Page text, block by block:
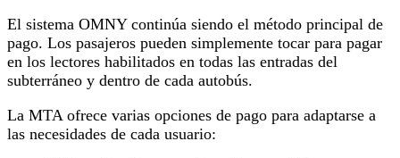
El sistema OMNY continúa siendo el método principal de
pago. Los pasajeros pueden simplemente tocar para pagar
en los lectores habilitados en todas las entradas del
subterráneo y dentro de cada autobús.
La MTA ofrece varias opciones de pago para adaptarse a
las necesidades de cada usuario: